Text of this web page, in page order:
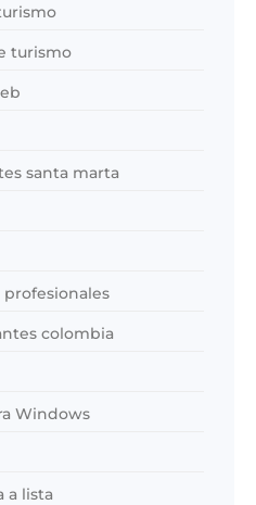
turismo
santa marta
colombia
Windows
a lista